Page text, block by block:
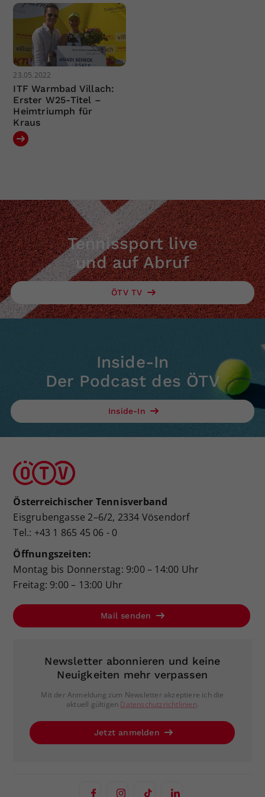
23.05.2022
ITF Warmbad Villach:
Erster W25-Titel –
Heimtriumph für
Kraus
Tennissport live
und auf Abruf
ÖTV TV
Inside-In
Der Podcast des ÖTV
Inside-In
Österreichischer Tennisverband
Eisgrubengasse 2–6/2, 2334 Vösendorf
Tel.: +43 1 865 45 06 - 0
Öffnungszeiten:
Montag bis Donnerstag: 9:00 – 14:00 Uhr
Freitag: 9:00 – 13:00 Uhr
Mail senden
Newsletter abonnieren und keine
Neuigkeiten mehr verpassen
Mit der Anmeldung zum Newsletter akzeptiere ich die
aktuell gültigen Datenschutzrichtlinien.
Jetzt anmelden